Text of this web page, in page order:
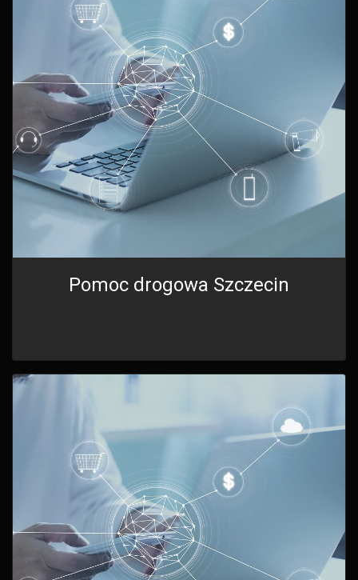
Pomoc drogowa Szczecin